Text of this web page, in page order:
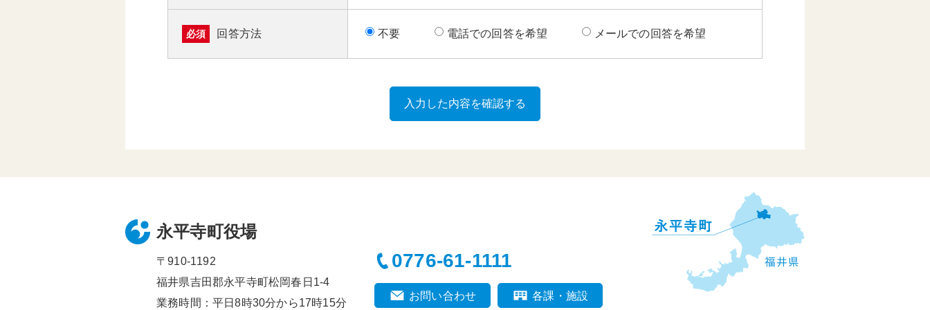
必須 回答方法 不要 電話での回答を希望 メールでの回答を希望
永平寺町役場
〒910-1192
福井県吉田郡永平寺町松岡春日1-4
業務時間：平日8時30分から17時15分
0776-61-1111
お問い合わせ 各課・施設